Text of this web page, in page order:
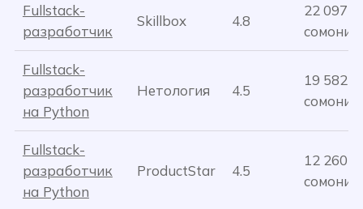
Fullstack-
разработчик
Skillbox 4.8
22 097
сомони
Fullstack-
разработчик
на Python
Нетология 4.5
19 582
сомони
Fullstack-
разработчик
на Python
ProductStar 4.5
12 260
сомони